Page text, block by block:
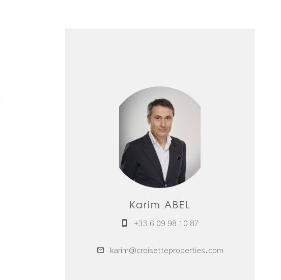
Karim ABEL
+33 6 09 98 10 87
karim@croisetteproperties.com